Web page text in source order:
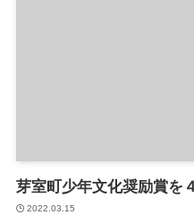
芽室町少年文化奨励賞を
2022.03.15